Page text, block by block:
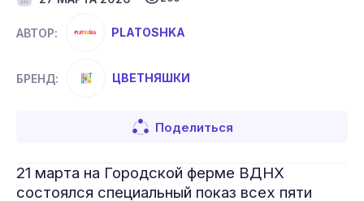
АВТОР: PLATOSHKA
БРЕНД: ЦВЕТНЯШКИ
Поделиться
21 марта на Городской ферме ВДНХ
состоялся специальный показ всех пяти